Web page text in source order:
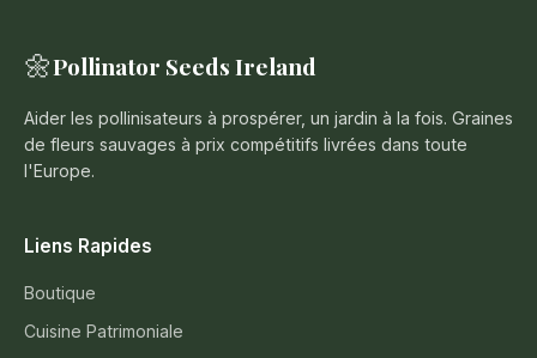
🌼Pollinator Seeds Ireland
Aider les pollinisateurs à prospérer, un jardin à la fois. Graines
de fleurs sauvages à prix compétitifs livrées dans toute
l'Europe.
Liens Rapides
Boutique
Cuisine Patrimoniale